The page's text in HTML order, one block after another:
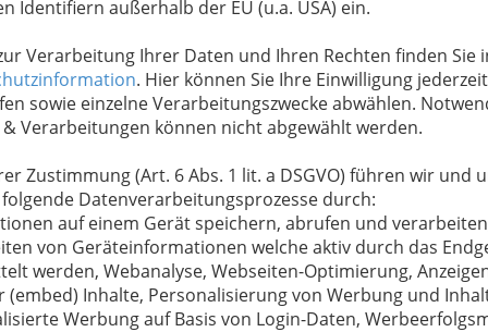
Identifiern außerhalb der EU (u.a. USA) ein.
Verarbeitung Ihrer Daten und Ihren Rechten finden Sie
. Hier können Sie Ihre Einwilligung jederzeit
sowie einzelne Verarbeitungszwecke abwählen.
& Verarbeitungen können nicht abgewählt werden.
Zustimmung (Art. 6 Abs. 1 lit. a DSGVO) führen wir und
Datenverarbeitungsprozesse durch:
auf einem Gerät speichern, abrufen und
von Geräteinformationen welche aktiv durch das
werden, Webanalyse, Webseiten-Optimierung,
(embed) Inhalte, Personalisierung von Werbung und
Werbung auf Basis von Login-Daten,
bewahren, verwenden wir an dieser Stelle zur
Ihre Nachricht wird nach dem Absenden
Franz Zorn weitergeleitet.
Meine Nachricht